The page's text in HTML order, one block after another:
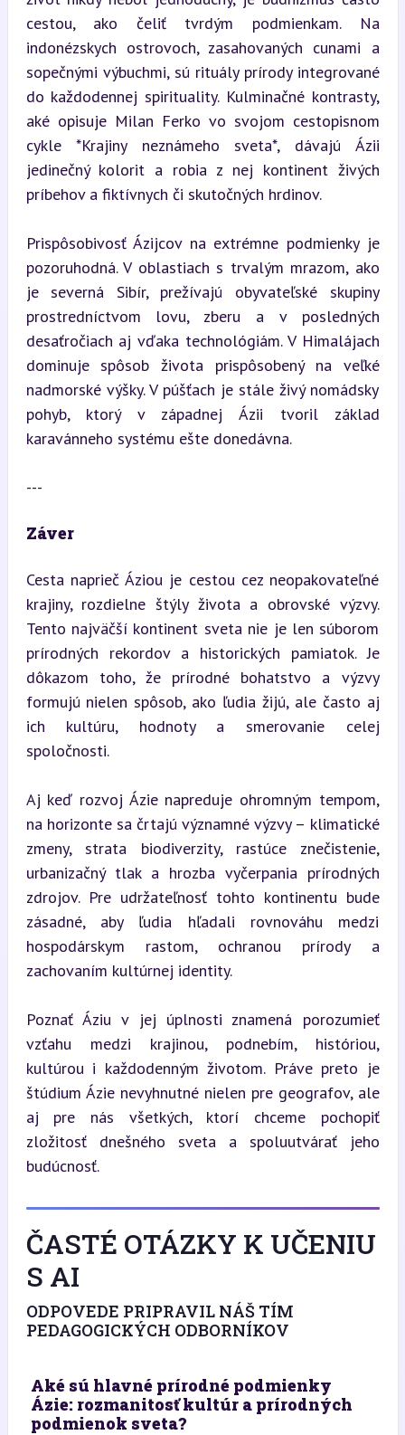
cestou, ako čeliť tvrdým podmienkam. Na
indonézskych ostrovoch, zasahovaných cunami a
sopečnými výbuchmi, sú rituály prírody integrované
do každodennej spirituality. Kulminačné kontrasty,
aké opisuje Milan Ferko vo svojom cestopisnom
cykle *Krajiny neznámeho sveta*, dávajú Ázii
jedinečný kolorit a robia z nej kontinent živých
príbehov a fiktívnych či skutočných hrdinov.
Prispôsobivosť Ázijcov na extrémne podmienky je
pozoruhodná. V oblastiach s trvalým mrazom, ako
je severná Sibír, prežívajú obyvateľské skupiny
prostredníctvom lovu, zberu a v posledných
desaťročiach aj vďaka technológiám. V Himalájach
dominuje spôsob života prispôsobený na veľké
nadmorské výšky. V púšťach je stále živý nomádsky
pohyb, ktorý v západnej Ázii tvoril základ
karavánneho systému ešte donedávna.
---
Záver
Cesta naprieč Áziou je cestou cez neopakovateľné
krajiny, rozdielne štýly života a obrovské výzvy.
Tento najväčší kontinent sveta nie je len súborom
prírodných rekordov a historických pamiatok. Je
dôkazom toho, že prírodné bohatstvo a výzvy
formujú nielen spôsob, ako ľudia žijú, ale často aj
ich kultúru, hodnoty a smerovanie celej
spoločnosti.
Aj keď rozvoj Ázie napreduje ohromným tempom,
na horizonte sa črtajú významné výzvy – klimatické
zmeny, strata biodiverzity, rastúce znečistenie,
urbanizačný tlak a hrozba vyčerpania prírodných
zdrojov. Pre udržateľnosť tohto kontinentu bude
zásadné, aby ľudia hľadali rovnováhu medzi
hospodárskym rastom, ochranou prírody a
zachovaním kultúrnej identity.
Poznať Áziu v jej úplnosti znamená porozumieť
vzťahu medzi krajinou, podnebím, históriou,
kultúrou i každodenným životom. Práve preto je
štúdium Ázie nevyhnutné nielen pre geografov, ale
aj pre nás všetkých, ktorí chceme pochopiť
zložitosť dnešného sveta a spoluutvárať jeho
budúcnosť.
ČASTÉ OTÁZKY K UČENIU
S AI
ODPOVEDE PRIPRAVIL NÁŠ TÍM
PEDAGOGICKÝCH ODBORNÍKOV
Aké sú hlavné prírodné podmienky
Ázie: rozmanitosť kultúr a prírodných
podmienok sveta?